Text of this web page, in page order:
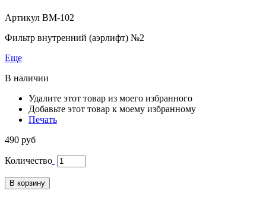
Артикул BM-102
Фильтр внутренний (аэрлифт) №2
Еще
В наличии
Удалите этот товар из моего избранного
Добавьте этот товар к моему избранному
Печать
490 руб
Количество
В корзину